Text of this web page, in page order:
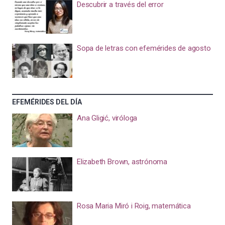
Descubrir a través del error
Sopa de letras con efemérides de agosto
EFEMÉRIDES DEL DÍA
Ana Gligić, viróloga
Elizabeth Brown, astrónoma
Rosa Maria Miró i Roig, matemática